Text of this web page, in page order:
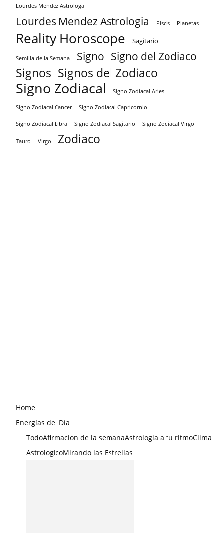
Lourdes Mendez Astrologa
Lourdes Mendez Astrologia Piscis Planetas
Reality Horoscope Sagitario
Semilla de la Semana Signo Signo del Zodiaco
Signos Signos del Zodiaco
Signo Zodiacal Signo Zodiacal Aries
Signo Zodiacal Cancer Signo Zodiacal Capricornio
Signo Zodiacal Libra Signo Zodiacal Sagitario Signo Zodiacal Virgo
Tauro Virgo Zodiaco
Home
Energías del Día
TodoAfirmacion de la semanaAstrologia a tu ritmoClima
AstrologicoMirando las Estrellas